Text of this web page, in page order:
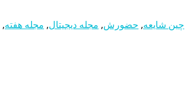
چین شایعه, حضورش, مجله دیجیتال, مجله هفته,